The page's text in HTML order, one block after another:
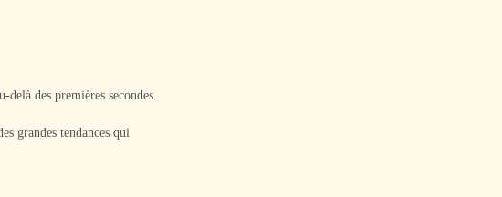
des premières secondes.
grandes tendances qui